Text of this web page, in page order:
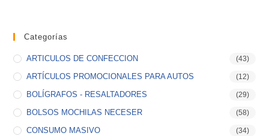
Categorías
ARTICULOS DE CONFECCION (43)
ARTÍCULOS PROMOCIONALES PARA AUTOS (12)
BOLÍGRAFOS - RESALTADORES (29)
BOLSOS MOCHILAS NECESER (58)
CONSUMO MASIVO (34)